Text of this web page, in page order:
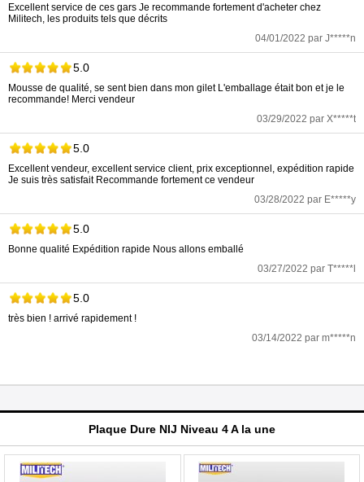
Excellent service de ces gars Je recommande fortement d'acheter chez
Militech, les produits tels que décrits
04/01/2022 par J*****n
5.0
Mousse de qualité, se sent bien dans mon gilet L'emballage était bon et je le
recommande! Merci vendeur
03/29/2022 par X*****t
5.0
Excellent vendeur, excellent service client, prix exceptionnel, expédition rapide
Je suis très satisfait Recommande fortement ce vendeur
03/28/2022 par E*****y
5.0
Bonne qualité Expédition rapide Nous allons emballé
03/27/2022 par T*****l
5.0
très bien ! arrivé rapidement !
03/14/2022 par m*****n
Plaque Dure NIJ Niveau 4 A la une